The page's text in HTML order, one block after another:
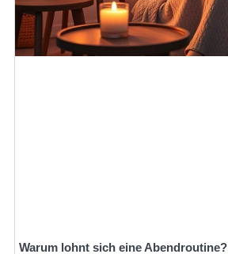
Warum lohnt sich eine Abendroutine?